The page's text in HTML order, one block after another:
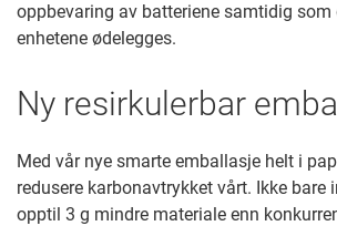
oppbevaring av batteriene samtidig
enhetene ødelegges.
Ny resirkulerbar
Med vår nye smarte emballasje helt i
redusere karbonavtrykket vårt. Ikke bare
opptil 3 g mindre materiale enn